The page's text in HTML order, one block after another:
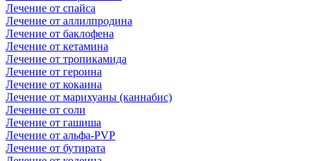
Лечение от спайса
Лечение от аллилпродина
Лечение от баклофена
Лечение от кетамина
Лечение от тропикамида
Лечение от героина
Лечение от кокаина
Лечение от марихуаны (каннабис)
Лечение от соли
Лечение от гашиша
Лечение от альфа-PVP
Лечение от бутирата